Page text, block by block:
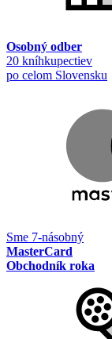
Osobný odber
20 kníhkupectiev
po celom Slovensku
Sme 7-násobný
MasterCard
Obchodník roka